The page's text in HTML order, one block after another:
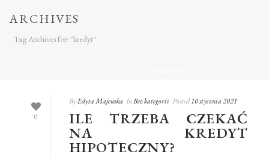
ARCHIVES
Tag Archives for: "kredyt"
0
ByEdyta Majewska InBez kategorii Posted10 stycznia 2021
ILE TRZEBA CZEKAĆ
NA KREDYT
HIPOTECZNY?